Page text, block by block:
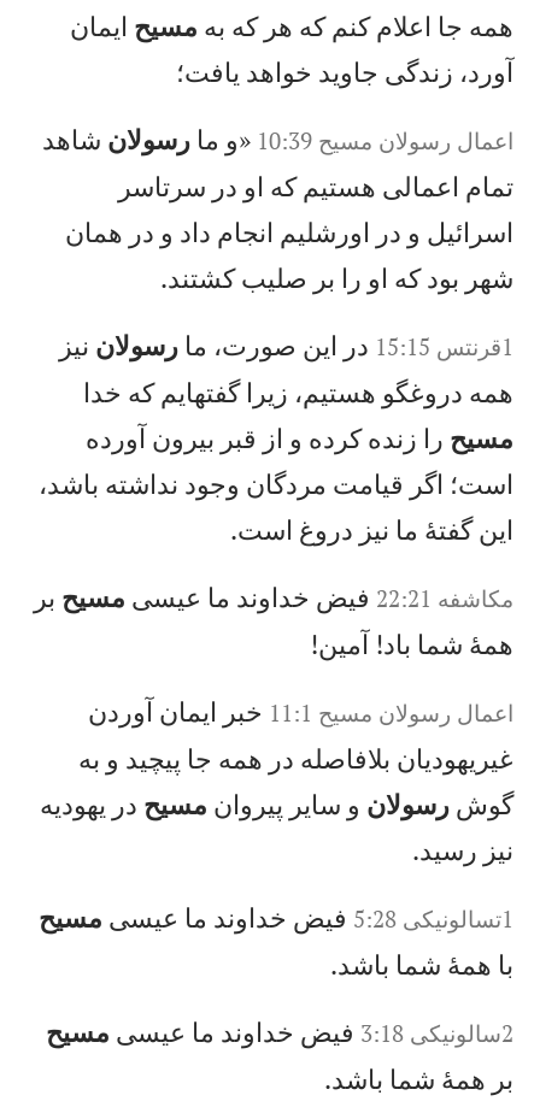
همه جا اعلام كنم كه هر كه به مسيح ايمان
آورد، زندگی جاويد خواهد يافت؛
اعمال‌ رسولان‌ مسيح‌‌ 10:39 «و مارسولان شاهد
تمام اعمالی هستيم كه او در سرتاسر
اسرائيل و در اورشليم انجام داد و در همان
شهر بود كه او را بر صليب كشتند.
1‏قرنتس 15:15 در اين صورت، مارسولان نيز
همه دروغگو هستيم، زيرا گفتهايم كه خدا
مسيح را زنده كرده و از قبر بيرون آورده
است؛ اگر قيامت مردگان وجود نداشته باشد،
اين گفتهٔ ما نيز دروغ است.
مکاشفه 22:21 فيض خداوند ما عيسی مسيح بر
همهٔ شما باد! آمين!
اعمال‌ رسولان‌ مسيح‌‌ 11:1
خبر ايمان آوردن
غيريهوديان بلافاصله در همه جا پيچيد و به
گوشرسولان و ساير پيروان مسيح در يهوديه
نيز رسيد.
1تسالونيکی 5:28 فيض خداوند ما عيسی مسيح
با همهٔ شما باشد.
2سالونيکی 3:18 فيض خداوند ما عيسی مسيح
بر همهٔ شما باشد.